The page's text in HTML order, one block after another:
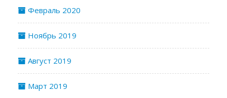
Февраль 2020
Ноябрь 2019
Август 2019
Март 2019